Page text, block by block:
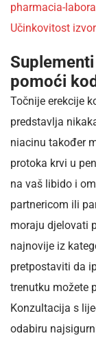
pharmacia-
Učinkovitost
pomoći
Točnije erekcije
predstavlja
niacinu također
protoka krvi u
na vaš libido i
partnericom ili
moraju djelovati
najnovije iz
pretpostaviti da
trenutku možete
Konzultacija s
odabiru